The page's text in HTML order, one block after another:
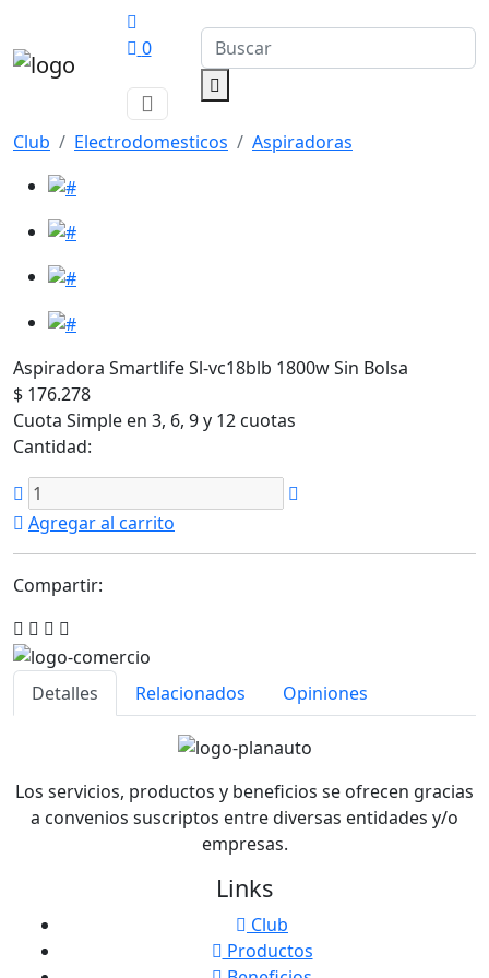
0
Club Electrodomesticos Aspiradoras
Aspiradora Smartlife Sl-vc18blb 1800w Sin Bolsa
$ 176.278
Cuota Simple en 3, 6, 9 y 12 cuotas
Cantidad:
Agregar al carrito
Compartir:
Detalles Relacionados Opiniones
Los servicios, productos y beneficios se ofrecen gracias
a convenios suscriptos entre diversas entidades y/o
empresas.
Links
Club
Productos